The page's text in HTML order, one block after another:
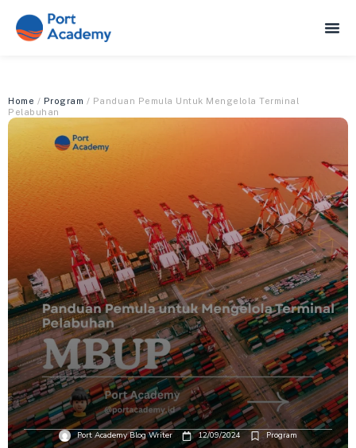
Home / Program / Panduan Pemula Untuk Mengelola Terminal
Pelabuhan
Port Academy Blog Writer 12/09/2024 Program